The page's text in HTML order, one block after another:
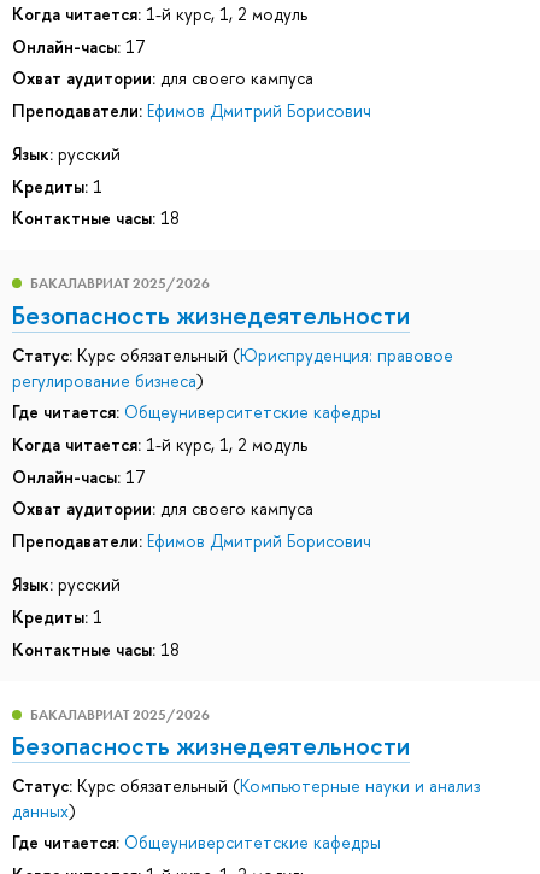
Когда читается: 1-й курс, 1, 2 модуль
Онлайн-часы: 17
Охват аудитории: для своего кампуса
Преподаватели: Ефимов Дмитрий Борисович
Язык: русский
Кредиты: 1
Контактные часы: 18
БАКАЛАВРИАТ 2025/2026
Безопасность жизнедеятельности
Статус: Курс обязательный (Юриспруденция: правовое
регулирование бизнеса)
Где читается: Общеуниверситетские кафедры
Когда читается: 1-й курс, 1, 2 модуль
Онлайн-часы: 17
Охват аудитории: для своего кампуса
Преподаватели: Ефимов Дмитрий Борисович
Язык: русский
Кредиты: 1
Контактные часы: 18
БАКАЛАВРИАТ 2025/2026
Безопасность жизнедеятельности
Статус: Курс обязательный (Компьютерные науки и анализ
данных)
Где читается: Общеуниверситетские кафедры